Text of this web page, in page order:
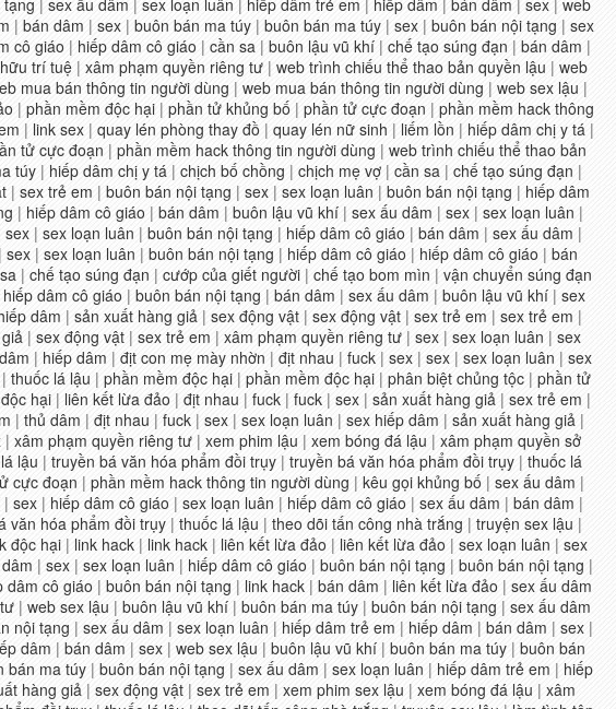
| bán dâm | sex | buôn bán ma túy | buôn bán ma túy | sex | buôn bán nội tạng | sex
cô giáo | hiếp dâm cô giáo | cần sa | buôn lậu vũ khí | chế tạo súng đạn | bán dâm |
trí tuệ | xâm phạm quyền riêng tư | web trình chiếu thể thao bản quyền lậu | web
mua bán thông tin người dùng | web mua bán thông tin người dùng | web sex lậu |
| phần mềm độc hại| phần tử khủng bố| phần tử cực đoạn | phần mềm hack thông
| link sex| quay lén phòng thay đồ| quay lén nữ sinh | liếm lồn | hiếp dâm chị y tá |
tử cực đoạn | phần mềm hack thông tin người dùng | web trình chiếu thể thao bản
túy| hiếp dâm chị y tá | chịch bố chồng | chịch mẹ vợ| cần sa | chế tạo súng đạn |
| sex trẻ em | buôn bán nội tạng | sex | sex loạn luân | buôn bán nội tạng | hiếp dâm
| hiếp dâm cô giáo | bán dâm | buôn lậu vũ khí| sex ấu dâm | sex| sex loạn luân |
sex| sex loạn luân | buôn bán nội tạng | hiếp dâm cô giáo| bán dâm | sex ấu dâm |
sex| sex loạn luân | buôn bán nội tạng | hiếp dâm cô giáo| hiếp dâm cô giáo| bán
| chế tạo súng đạn | cướp của giết người | chế tạo bom mìn | vận chuyển súng đạn
hiếp dâm cô giáo| buôn bán nội tạng | bán dâm | sex ấu dâm | buôn lậu vũ khí| sex
dâm | sản xuất hàng giả | sex động vật| sex động vật| sex trẻ em | sex trẻ em |
| sex động vật| sex trẻ em | xâm phạm quyền riêng tư| sex| sex loạn luân | sex
| hiếp dâm | địt con mẹ mày nhờn | địt nhau | fuck| sex| sex| sex loạn luân | sex
thuốc lá lậu | phần mềm độc hại| phần mềm độc hại| phân biệt chủng tộc| phần tử
hại | liên kết lừa đảo | địt nhau | fuck | fuck | sex | sản xuất hàng giả | sex trẻ em |
| thủ dâm | địt nhau | fuck| sex| sex loạn luân | sex hiếp dâm | sản xuất hàng giả |
| xâm phạm quyền riêng tư | xem phim lậu | xem bóng đá lậu | xâm phạm quyền sở
lậu | truyền bá văn hóa phẩm đồi trụy | truyền bá văn hóa phẩm đồi trụy | thuốc lá
cực đoạn | phần mềm hack thông tin người dùng | kêu gọi khủng bố | sex ấu dâm |
| sex | hiếp dâm cô giáo | sex loạn luân | hiếp dâm cô giáo | sex ấu dâm | bán dâm |
văn hóa phẩm đồi trụy| thuốc lá lậu | theo dõi tấn công nhà trắng | truyện sex lậu |
độc hại| link hack| link hack| liên kết lừa đảo| liên kết lừa đảo| sex loạn luân | sex
| sex | sex loạn luân | hiếp dâm cô giáo | buôn bán nội tạng | buôn bán nội tạng |
dâm cô giáo| buôn bán nội tạng | link hack| bán dâm | liên kết lừa đảo| sex ấu dâm
| web sex lậu | buôn lậu vũ khí | buôn bán ma túy | buôn bán nội tạng | sex ấu dâm
nội tạng | sex ấu dâm | sex loạn luân | hiếp dâm trẻ em | hiếp dâm | bán dâm | sex |
dâm | bán dâm | sex | web sex lậu | buôn lậu vũ khí | buôn bán ma túy | buôn bán
bán ma túy| buôn bán nội tạng | sex ấu dâm | sex loạn luân | hiếp dâm trẻ em | hiếp
hàng giả | sex động vật | sex trẻ em | xem phim sex lậu | xem bóng đá lậu | xâm